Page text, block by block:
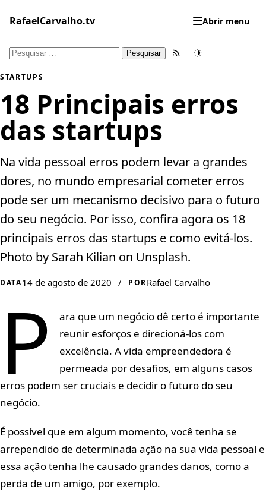
para
conteúdo
RafaelCarvalho.tv Abrir menu
Pesquisar
Feed RSSTema
STARTUPS
18 Principais erros
das startups
Na vida pessoal erros podem levar a grandes
dores, no mundo empresarial cometer erros
pode ser um mecanismo decisivo para o futuro
do seu negócio. Por isso, confira agora os 18
principais erros das startups e como evitá-los.
Photo by Sarah Kilian on Unsplash.
DATA14 de agosto de 2020 / PORRafael Carvalho
P
ara que um negócio dê certo é importante
reunir esforços e direcioná-los com
excelência. A vida empreendedora é
permeada por desafios, em alguns casos
erros podem ser cruciais e decidir o futuro do seu
negócio.
É possível que em algum momento, você tenha se
arrependido de determinada ação na sua vida pessoal e
essa ação tenha lhe causado grandes danos, como a
perda de um amigo, por exemplo.